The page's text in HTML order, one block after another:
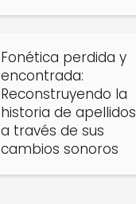
Fonética perdida y
encontrada:
Reconstruyendo la
historia de apellidos
a través de sus
cambios sonoros